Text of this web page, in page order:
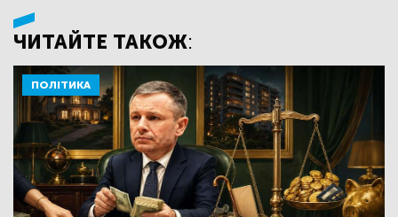
ЧИТАЙТЕ ТАКОЖ:
ПОЛІТИКА